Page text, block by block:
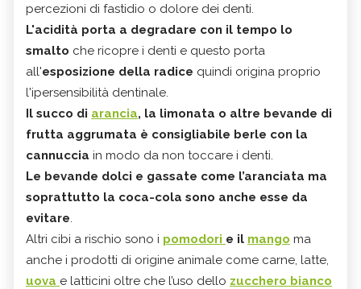
percezioni di fastidio o dolore dei denti.
L'acidità porta a degradare con il tempo lo
smalto che ricopre i denti e questo porta
all'esposizione della radice quindi origina proprio
l'ipersensibilità dentinale.
Il succo di arancia, la limonata o altre bevande di
frutta aggrumata è consigliabile berle con la
cannuccia in modo da non toccare i denti.
Le bevande dolci e gassate come l’aranciata ma
soprattutto la coca-cola sono anche esse da
evitare.
Altri cibi a rischio sono i pomodori e il mango ma
anche i prodotti di origine animale come carne, latte,
uova e latticini oltre che l’uso dello zucchero bianco